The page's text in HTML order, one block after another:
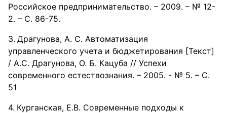
Российское предпринимательство. – 2009. – № 12-
2. – С. 86-75.
Драгунова, А. С. Автоматизация
управленческого учета и бюджетирования [Текст]
/ А.С. Драгунова, О. Б. Кацуба // Успехи
современного естествознания. – 2005. - № 5. – С.
51
Курганская, Е.В. Современные подходы к